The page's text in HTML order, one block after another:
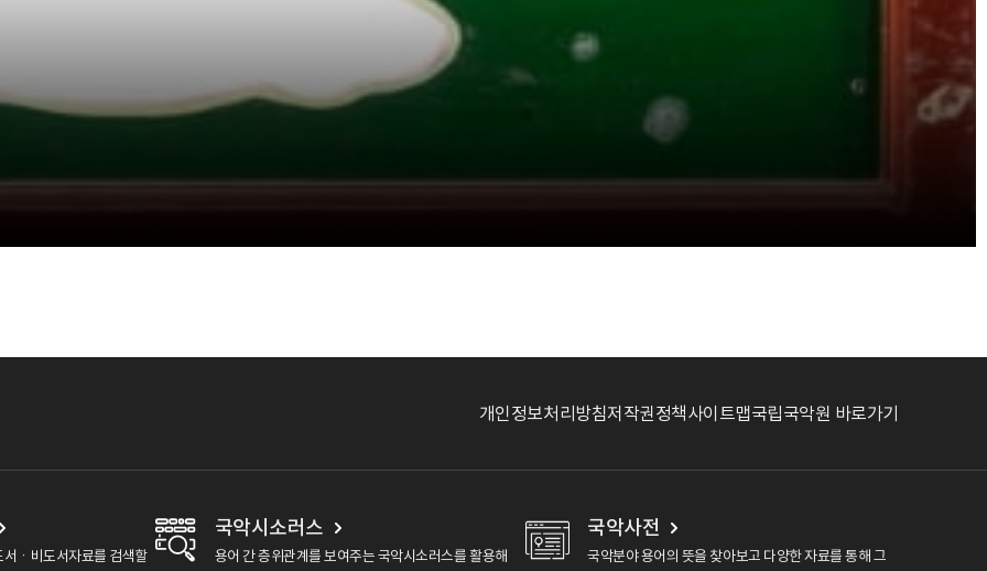
개인정보처리방침저작권정책사이트맵국립국악원 바로가기
ㆍ비도서자료를 검색할
국악시소러스
용어 간 층위관계를 보여주는 국악시소러스를 활용해
국악사전
국악분야 용어의 뜻을 찾아보고 다양한 자료를 통해 그